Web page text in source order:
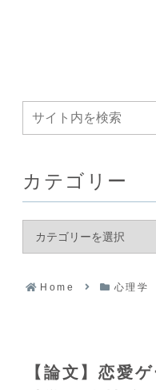
カテゴリー
Home 心理学
【論文】恋愛